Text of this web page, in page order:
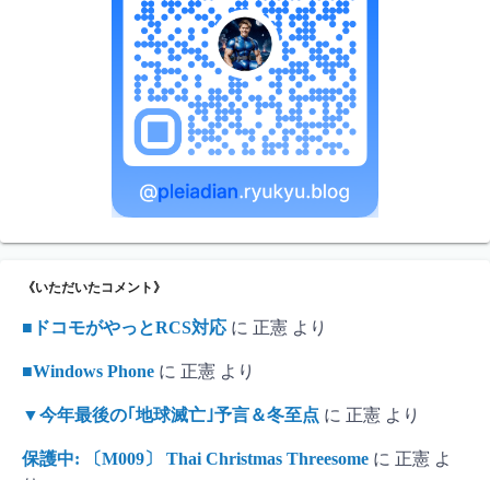
《いただいたコメント》
■ドコモがやっとRCS対応 に 正憲 より
■Windows Phone に 正憲 より
▼今年最後の｢地球滅亡｣予言＆冬至点 に 正憲 より
保護中: 〔M009〕 Thai Christmas Threesome に 正憲 よ